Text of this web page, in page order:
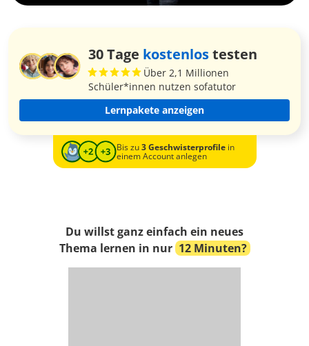
30 Tage kostenlostesten
Über 2,1 Millionen
Schüler*innen nutzen sofatutor
Lernpakete anzeigen
Bis zu3 Geschwisterprofilein
einem Account anlegen
Du willst ganz einfach ein neues
Thema lernen in nur 12 Minuten?